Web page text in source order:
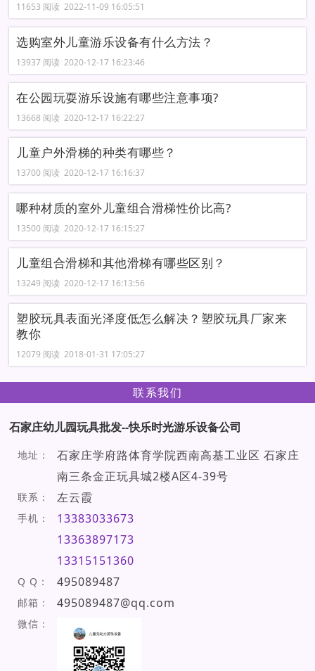
11653 阅读 2022-11-09 16:05:51
选购室外儿童游乐设备有什么方法？
13937 阅读 2020-12-17 16:23:46
在公园玩耍游乐设施有哪些注意事项?
13668 阅读 2020-12-17 16:22:27
儿童户外滑梯的种类有哪些？
13700 阅读 2020-12-17 16:16:37
哪种材质的室外儿童组合滑梯性价比高?
13500 阅读 2020-12-17 16:15:27
儿童组合滑梯和其他滑梯有哪些区别？
13249 阅读 2020-12-17 16:13:56
塑胶玩具表面光泽度低怎么解决？塑胶玩具厂家来
教你
12079 阅读 2018-01-31 17:05:27
联系我们
石家庄幼儿园玩具批发--快乐时光游乐设备公司
地址：
石家庄学府路体育学院西南高基工业区 石家庄
南三条金正玩具城2楼A区4-39号
联系： 左云霞
手机：
13383033673
13363897173
13315151360
Q Q： 495089487
邮箱： 495089487@qq.com
微信：